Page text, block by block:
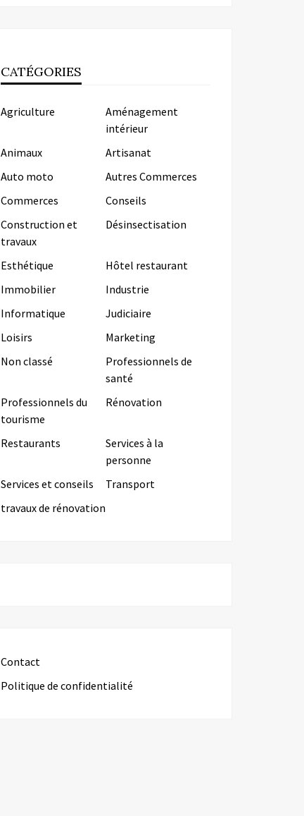
CATÉGORIES
Agriculture
Aménagement
intérieur
Animaux
Artisanat
Auto moto
Autres Commerces
Commerces
Conseils
Construction et
travaux
Désinsectisation
Esthétique
Hôtel restaurant
Immobilier
Industrie
Informatique
Judiciaire
Loisirs
Marketing
Non classé
Professionnels de
santé
Professionnels du
tourisme
Rénovation
Restaurants
Services à la
personne
Services et conseils
Transport
travaux de rénovation
Contact
Politique de confidentialité